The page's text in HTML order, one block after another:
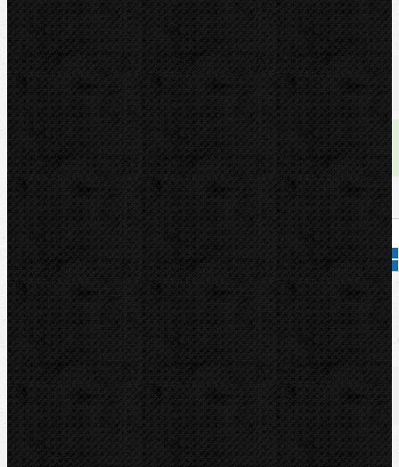
U nás zaplatíte
299,00Kč
U nás zaplatíte s DPH
361,79Kč
Dostupnost:
skladem
Množství:
Přidat do košíku
Kód zboží: 65008
Značka:
ROTHENBERGER
Popis
Zařazení
Komentáře (0)